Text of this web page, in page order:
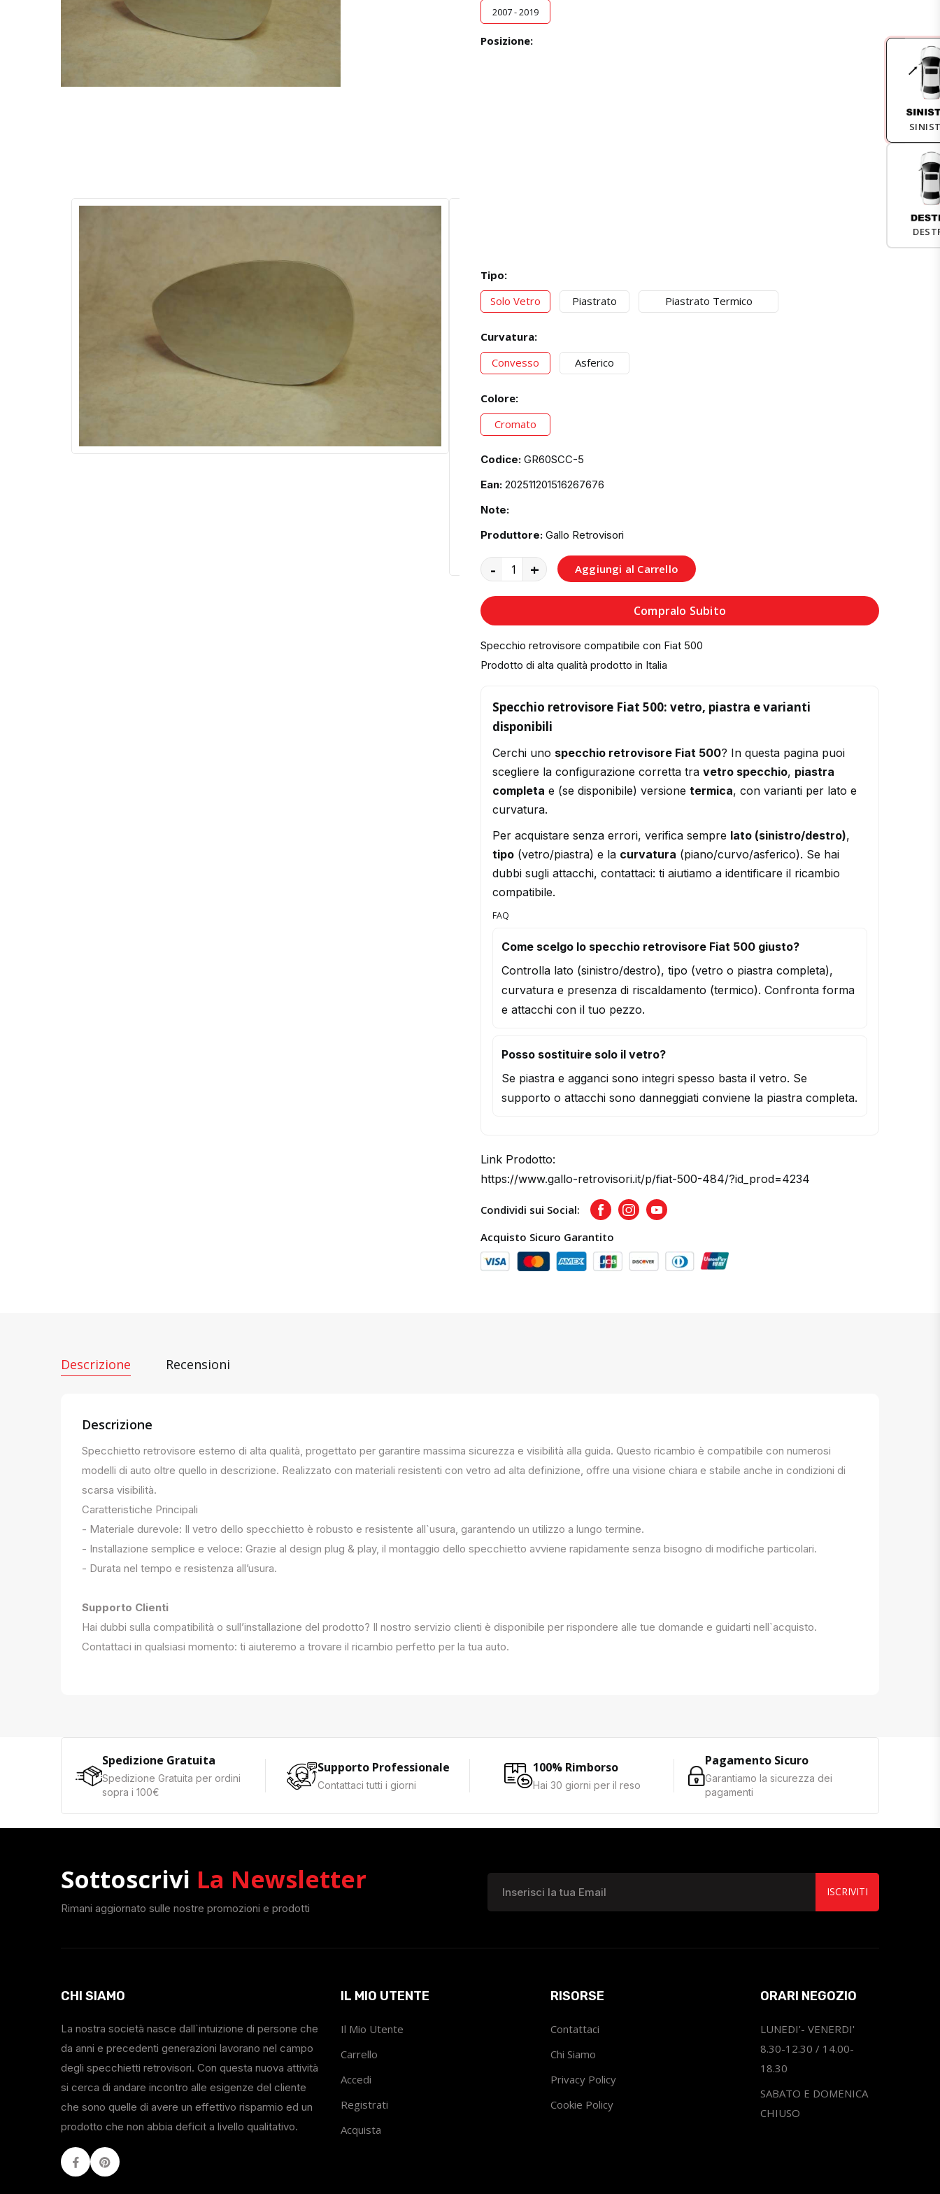
2007 - 2019
Posizione:
Tipo:
Solo Vetro
Piastrato Piastrato Termico
Curvatura:
Convesso
Asferico
Colore:
Cromato
Codice: GR60SCC-5
Ean: 202511201516267676
Note:
Produttore: Gallo Retrovisori
- + Aggiungi al Carrello
Compralo Subito
Specchio retrovisore compatibile con Fiat 500
Prodotto di alta qualità prodotto in Italia
Specchio retrovisore Fiat 500: vetro, piastra e varianti
disponibili
Cerchi uno specchio retrovisore Fiat 500? In questa pagina puoi
scegliere la configurazione corretta tra vetro specchio, piastra
completa e (se disponibile) versione termica, con varianti per lato e
curvatura.
Per acquistare senza errori, verifica sempre lato (sinistro/destro),
tipo (vetro/piastra) e la curvatura (piano/curvo/asferico). Se hai
dubbi sugli attacchi, contattaci: ti aiutiamo a identificare il ricambio
compatibile.
FAQ
Come scelgo lo specchio retrovisore Fiat 500 giusto?
Controlla lato (sinistro/destro), tipo (vetro o piastra completa),
curvatura e presenza di riscaldamento (termico). Confronta forma
e attacchi con il tuo pezzo.
Posso sostituire solo il vetro?
Se piastra e agganci sono integri spesso basta il vetro. Se
supporto o attacchi sono danneggiati conviene la piastra completa.
Link Prodotto:
https://www.gallo-retrovisori.it/p/fiat-500-484/?id_prod=4234
Condividi sui Social: FacebookInstagramYoutube
Acquisto Sicuro Garantito
Descrizione Recensioni
Descrizione
Specchietto retrovisore esterno di alta qualità, progettato per garantire massima sicurezza e visibilità alla guida. Questo ricambio è compatibile con numerosi
modelli di auto oltre quello in descrizione. Realizzato con materiali resistenti con vetro ad alta definizione, offre una visione chiara e stabile anche in condizioni di
scarsa visibilità.
Caratteristiche Principali
- Materiale durevole: Il vetro dello specchietto è robusto e resistente all`usura, garantendo un utilizzo a lungo termine.
- Installazione semplice e veloce: Grazie al design plug & play, il montaggio dello specchietto avviene rapidamente senza bisogno di modifiche particolari.
- Durata nel tempo e resistenza all’usura.
Supporto Clienti
Hai dubbi sulla compatibilità o sull’installazione del prodotto? Il nostro servizio clienti è disponibile per rispondere alle tue domande e guidarti nell`acquisto.
Contattaci in qualsiasi momento: ti aiuteremo a trovare il ricambio perfetto per la tua auto.
Spedizione Gratuita
Spedizione Gratuita per ordini
sopra i 100€
Supporto Professionale
Contattaci tutti i giorni
100% Rimborso
Hai 30 giorni per il reso
Pagamento Sicuro
Garantiamo la sicurezza dei
pagamenti
Sottoscrivi La Newsletter
Rimani aggiornato sulle nostre promozioni e prodotti
ISCRIVITI
CHI SIAMO
La nostra società nasce dall`intuizione di persone che
da anni e precedenti generazioni lavorano nel campo
degli specchietti retrovisori. Con questa nuova attività
si cerca di andare incontro alle esigenze del cliente
che sono quelle di avere un effettivo risparmio ed un
prodotto che non abbia deficit a livello qualitativo.
FacebookYoutube
IL MIO UTENTE
Il Mio Utente
Carrello
Accedi
Registrati
Acquista
RISORSE
Contattaci
Chi Siamo
Privacy Policy
Cookie Policy
ORARI NEGOZIO
LUNEDI'- VENERDI'
8.30-12.30 / 14.00-
18.30
SABATO E DOMENICA
CHIUSO